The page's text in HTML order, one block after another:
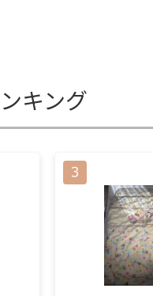
キング